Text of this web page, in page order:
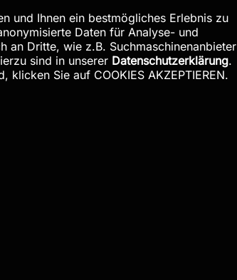
und Ihnen ein bestmögliches Erlebnis zu
Daten für Analyse- und
an Dritte, wie z.B. Suchmaschinenanbieter
sind in unserer Datenschutzerklärung.
Sie auf COOKIES AKZEPTIEREN.